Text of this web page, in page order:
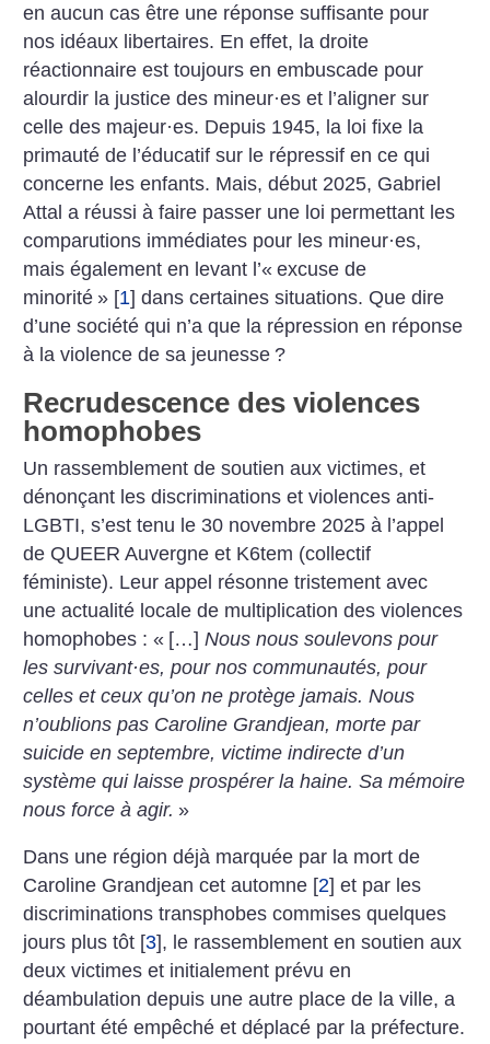
en aucun cas être une réponse suffisante pour
nos idéaux libertaires. En effet, la droite
réactionnaire est toujours en embuscade pour
alourdir la justice des mineur·es et l’aligner sur
celle des majeur·es. Depuis 1945, la loi fixe la
primauté de l’éducatif sur le répressif en ce qui
concerne les enfants. Mais, début 2025, Gabriel
Attal a réussi à faire passer une loi permettant les
comparutions immédiates pour les mineur·es,
mais également en levant l’« excuse de
minorité » [1] dans certaines situations. Que dire
d’une société qui n’a que la répression en réponse
à la violence de sa jeunesse ?
Recrudescence des violences
homophobes
Un rassemblement de soutien aux victimes, et
dénonçant les discriminations et violences anti-
LGBTI, s’est tenu le 30 novembre 2025 à l’appel
de QUEER Auvergne et K6tem (collectif
féministe). Leur appel résonne tristement avec
une actualité locale de multiplication des violences
homophobes : « […]Nous nous soulevons pour
les survivant·es, pour nos communautés, pour
celles et ceux qu’on ne protège jamais. Nous
n’oublions pas Caroline Grandjean, morte par
suicide en septembre, victime indirecte d’un
système qui laisse prospérer la haine. Sa mémoire
nous force à agir. »
Dans une région déjà marquée par la mort de
Caroline Grandjean cet automne [2] et par les
discriminations transphobes commises quelques
jours plus tôt [3], le rassemblement en soutien aux
deux victimes et initialement prévu en
déambulation depuis une autre place de la ville, a
pourtant été empêché et déplacé par la préfecture.